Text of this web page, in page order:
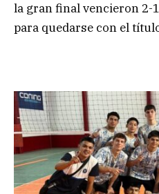
la gran final vencieron 2-
para quedarse con el